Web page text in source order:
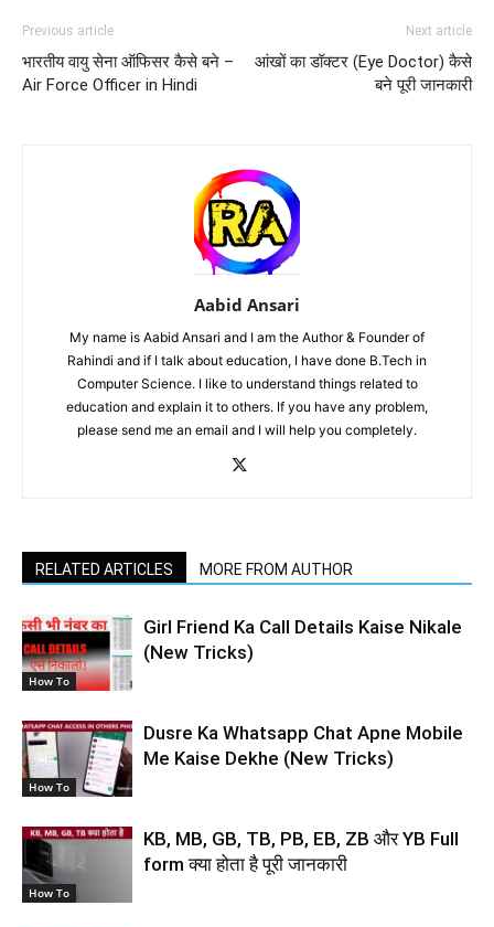
Previous article
भारतीय वायु सेना ऑफिसर कैसे बने –
Air Force Officer in Hindi
Next article
आंखों का डॉक्टर (Eye Doctor) कैसे
बने पूरी जानकारी
Aabid Ansari
My name is Aabid Ansari and I am the Author & Founder of
Rahindi and if I talk about education, I have done B.Tech in
Computer Science. I like to understand things related to
education and explain it to others. If you have any problem,
please send me an email and I will help you completely.
RELATED ARTICLES MORE FROM AUTHOR
How To
Girl Friend Ka Call Details Kaise Nikale
(New Tricks)
How To
Dusre Ka Whatsapp Chat Apne Mobile
Me Kaise Dekhe (New Tricks)
How To
KB, MB, GB, TB, PB, EB, ZB और YB Full
form क्या होता है पूरी जानकारी